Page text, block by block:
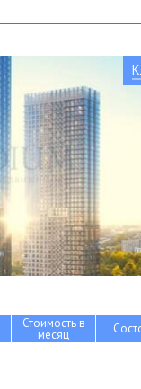
Стоимость в
месяц